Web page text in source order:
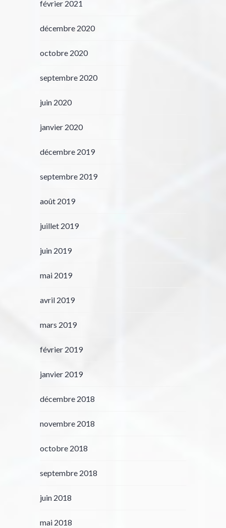
février 2021
décembre 2020
octobre 2020
septembre 2020
juin 2020
janvier 2020
décembre 2019
septembre 2019
août 2019
juillet 2019
juin 2019
mai 2019
avril 2019
mars 2019
février 2019
janvier 2019
décembre 2018
novembre 2018
octobre 2018
septembre 2018
juin 2018
mai 2018